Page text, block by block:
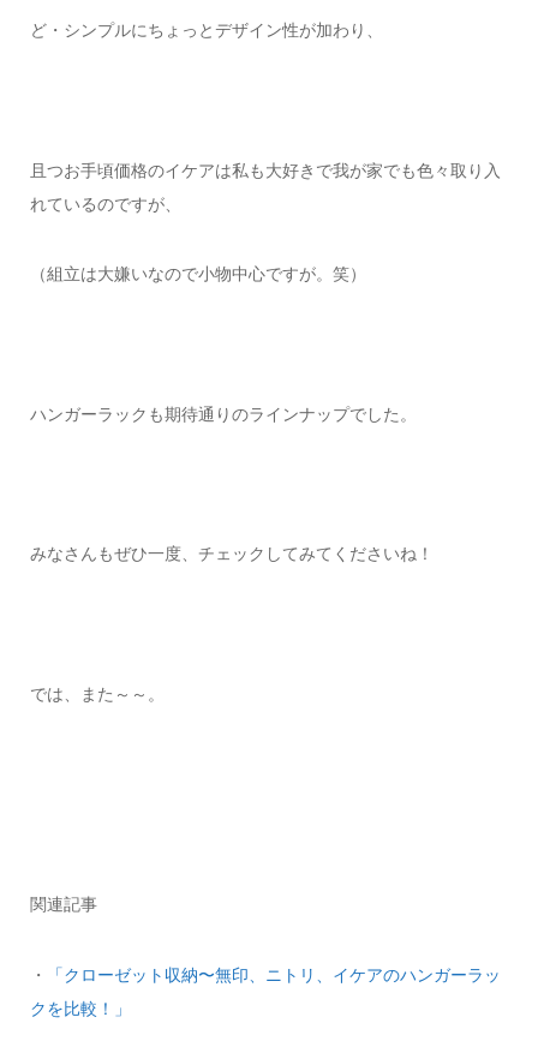
ど・シンプルにちょっとデザイン性が加わり、
且つお手頃価格のイケアは私も大好きで我が家でも色々取り入
れているのですが、
（組立は大嫌いなので小物中心ですが。笑）
ハンガーラックも期待通りのラインナップでした。
みなさんもぜひ一度、チェックしてみてくださいね！
では、また～～。
関連記事
・
「クローゼット収納〜無印、ニトリ、イケアのハンガーラッ
クを比較！」